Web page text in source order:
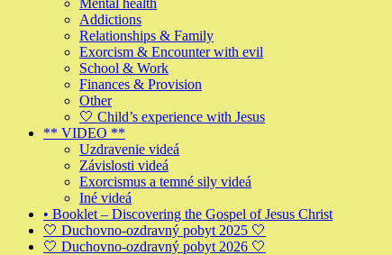
Addictions
Relationships & Family
Exorcism & Encounter with evil
School & Work
Finances & Provision
Other
🤍 Child’s experience with Jesus
** VIDEO **
Uzdravenie videá
Závislosti videá
Exorcismus a temné sily videá
Iné videá
• Booklet – Discovering the Gospel of Jesus Christ
🤍 Duchovno-ozdravný pobyt 2025 🤍
🤍 Duchovno-ozdravný pobyt 2026 🤍